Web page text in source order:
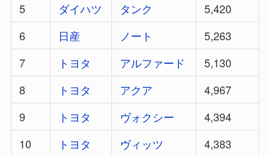
5
ダイハツ タンク
5,420
6
日産 ノート
5,263
7
トヨタ アルファード
5,130
8
トヨタ アクア
4,967
9
トヨタ ヴォクシー
4,394
10
トヨタ ヴィッツ 4,383